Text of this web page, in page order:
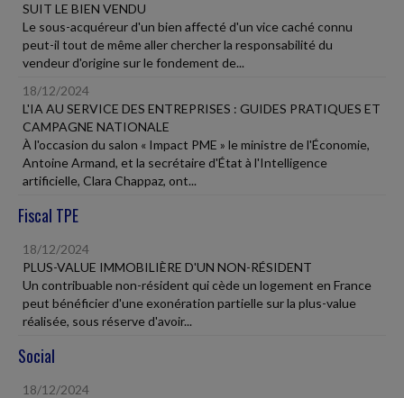
SUIT LE BIEN VENDU
Le sous-acquéreur d'un bien affecté d'un vice caché connu
peut-il tout de même aller chercher la responsabilité du
vendeur d'origine sur le fondement de...
18/12/2024
L'IA AU SERVICE DES ENTREPRISES : GUIDES PRATIQUES ET
CAMPAGNE NATIONALE
À l'occasion du salon « Impact PME » le ministre de l'Économie,
Antoine Armand, et la secrétaire d'État à l'Intelligence
artificielle, Clara Chappaz, ont...
Fiscal TPE
18/12/2024
PLUS-VALUE IMMOBILIÈRE D'UN NON-RÉSIDENT
Un contribuable non-résident qui cède un logement en France
peut bénéficier d'une exonération partielle sur la plus-value
réalisée, sous réserve d'avoir...
Social
18/12/2024